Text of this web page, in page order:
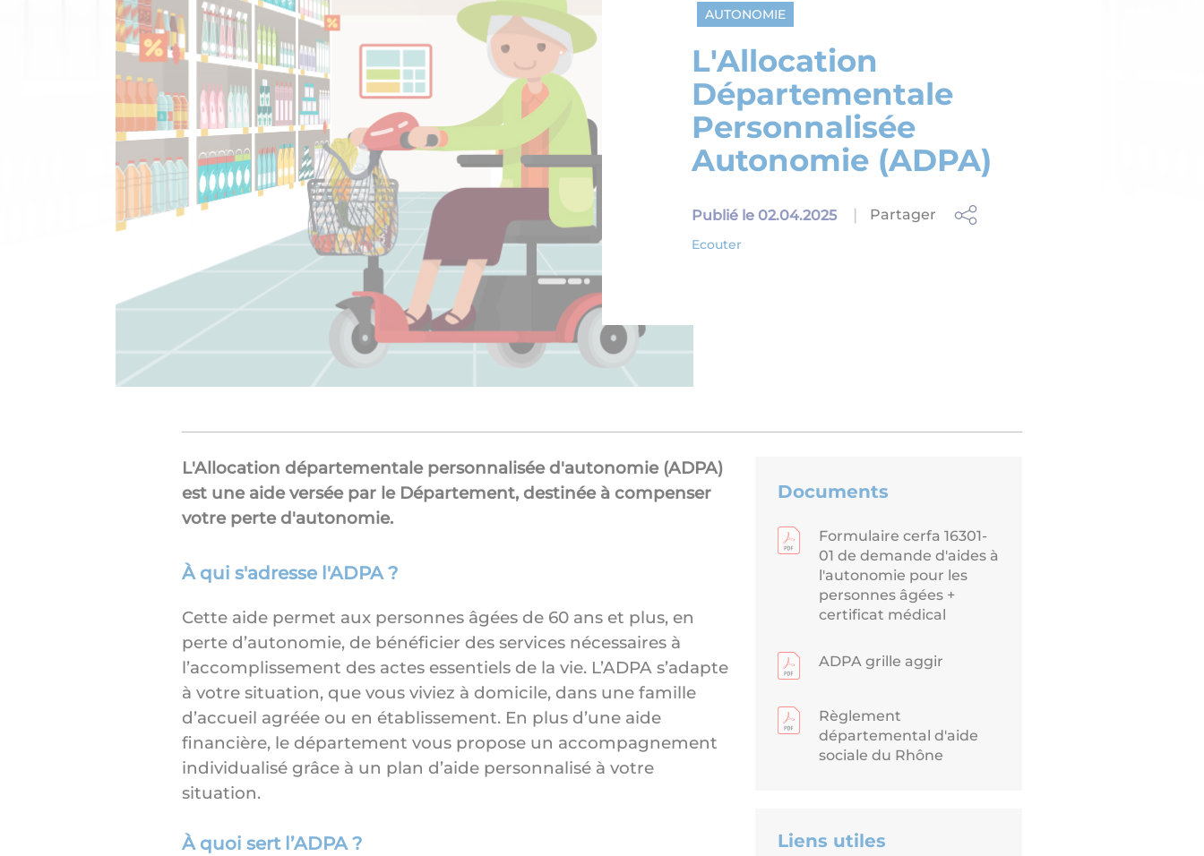
AUTONOMIE
L'Allocation
Départementale
Personnalisée
Autonomie (ADPA)
Publié le 02.04.2025 Partager
Ecouter
L'Allocation départementale personnalisée d'autonomie (ADPA)
est une aide versée par le Département, destinée à compenser
votre perte d'autonomie.
À qui s'adresse l'ADPA ?
Cette aide permet aux personnes âgées de 60 ans et plus, en
perte d’autonomie, de bénéficier des services nécessaires à
l’accomplissement des actes essentiels de la vie. L’ADPA s’adapte
à votre situation, que vous viviez à domicile, dans une famille
d’accueil agréée ou en établissement. En plus d’une aide
financière, le département vous propose un accompagnement
individualisé grâce à un plan d’aide personnalisé à votre
situation.
À quoi sert l’ADPA ?
Documents
Formulaire cerfa 16301-
01 de demande d'aides à
l'autonomie pour les
personnes âgées +
certificat médical
ADPA grille aggir
Règlement
départemental d'aide
sociale du Rhône
Liens utiles